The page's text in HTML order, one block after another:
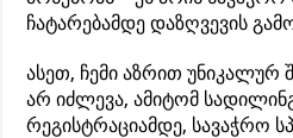
ჩატარებამდე დაზღვევის
ასეთ, ჩემი აზრით უნიკალურ
არ იძლევა, ამიტომ
რეგისტრაციამდე, სავაჭრო